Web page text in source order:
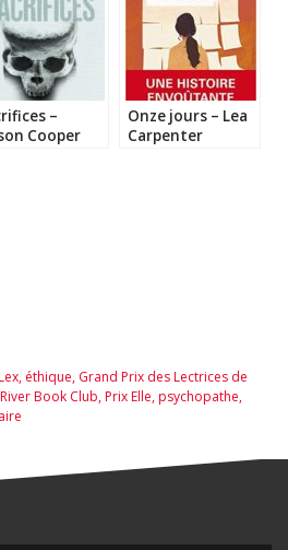
–
Cooper
Onze jours – Lea
Carpenter
, éthique, Grand Prix des Lectrices de
Book Club,Prix Elle,psychopathe,